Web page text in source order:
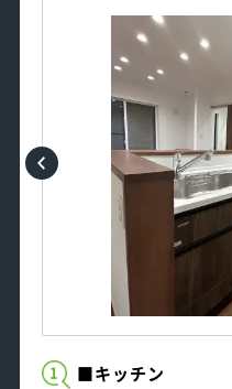
1 ■キッチン